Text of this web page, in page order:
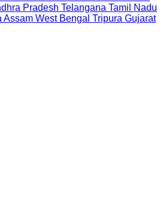
Pradesh Telangana Tamil Nadu
Assam West Bengal Tripura Gujarat